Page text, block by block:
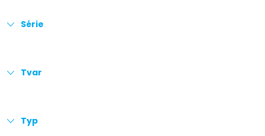
Série
Tvar
Typ